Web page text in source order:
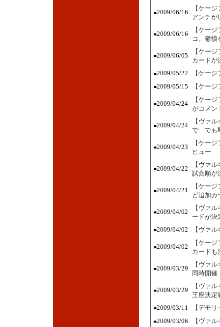
■2009/06/16
【ケー
アンチが
■2009/06/16
【ケー
コ。鬱憤
■2009/06/05
【ケー
カードが
■2009/05/22 【ケー
■2009/05/15 【ケー
■2009/04/24
【ケー
がコメン
■2009/04/24
【ヴァ
で…でも
■2009/04/23
【ケー
ヒュー
■2009/04/22
【ヴァ
試合順が
■2009/04/21
【ケー
ど追加カ
■2009/04/02
【ヴァ
ードが決
■2009/04/02 【ヴァ
■2009/04/02
【ケー
カードも
■2009/03/29
【ヴァ
同時開催
■2009/03/29
【ヴァ
王座決定
■2009/03/11 【デモ
■2009/03/06 【ヴァ